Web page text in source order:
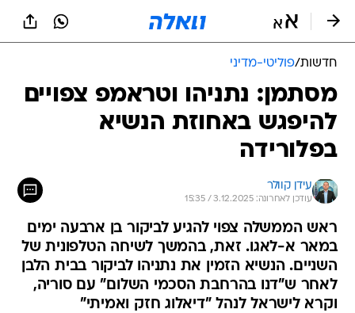
חדשות/פוליטי-מדיני
מסתמן: נתניהו וטראמפ צפויים
להיפגש באחוזת הנשיא
בפלורידה
עידן קוולר
עודכן לאחרונה: 3.12.2025 / 15:35
ראש הממשלה צפוי להגיע לביקור בן ארבעה ימים
במאר א-לאגו. זאת, בהמשך לשיחה הטלפונית של
השניים. הנשיא הזמין את נתניהו לביקור בבית הלבן
לאחר ש"דנו בהרחבת הסכמי השלום" עם סוריה,
וקרא לישראל לנהל "דיאלוג חזק ואמיתי"